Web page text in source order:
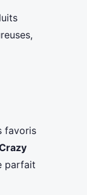
favoris
parfait